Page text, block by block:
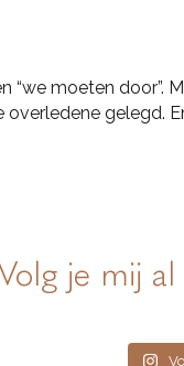
moeten door”.
gelegd.
Volg je mij